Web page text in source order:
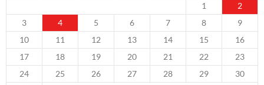
1
2
3
4 5 6 7 8
9
10
11 12 13 14 15
16
17
18 19 20 21 22
23
24
25 26 27 28 29
30